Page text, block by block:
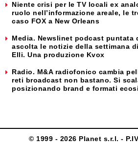
Niente crisi per le TV locali ex
ruolo nell’informazione areale, le
caso FOX a New Orleans
Media. Newslinet podcast puntata
ascolta le notizie della settimana
Elli. Una produzione Kvox
Radio. M&A radiofonico cambia
reti broadcast non bastano. Si
posizionando brand e formati
© 1999 - 2026 Planet s.r.l. -